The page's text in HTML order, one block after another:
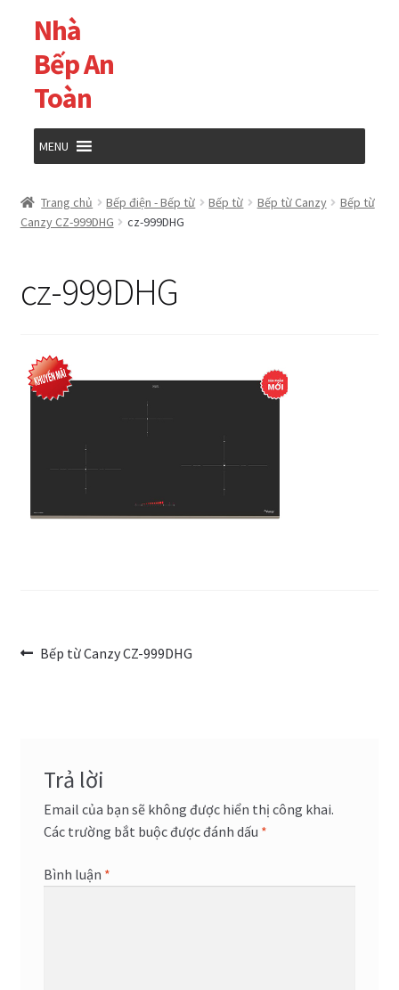
Đi
đến
Điều
hướng
Chuyển
đến
nội
dung
Nhà
Bếp An
Toàn
MENU
Cửa hàng
Giỏ hàng
Thanh toán
Trang chủ Bếp điện - Bếp từ Bếp từ Bếp từ Canzy
Bếp từ
Canzy CZ-999DHG
cz-999DHG
cz-999DHG
Điều
Bài
Bếp từ Canzy CZ-999DHG
Trả lời
Email của bạn sẽ không được hiển thị công khai.
Các trường bắt buộc được đánh dấu *
Bình luận *